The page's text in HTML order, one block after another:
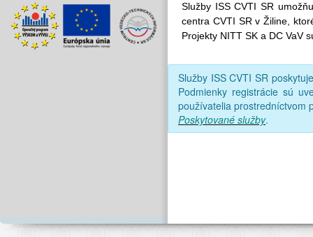
Služby ISS CVTI SR
centra CVTI SR v Žiline,
Projekty NITT SK a DC VaV
Služby ISS CVTI SR
Podmienky registrácie sú
používatelia prostredníctvom
Poskytované služby.